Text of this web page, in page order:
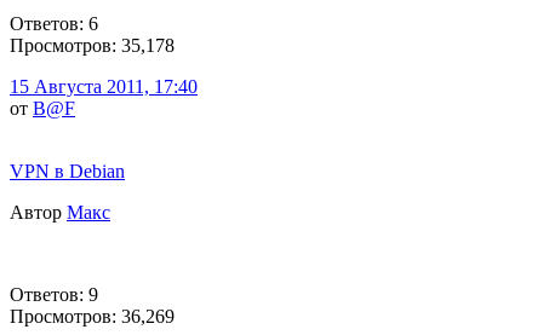
Ответов: 6
Просмотров: 35,178
15 Августа 2011, 17:40
от B@F
VPN в Debian
Автор Макс
Ответов: 9
Просмотров: 36,269